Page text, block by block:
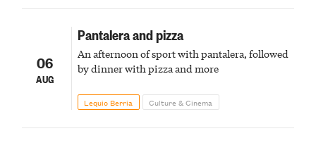
06
AUG
Pantalera and pizza
An afternoon of sport with pantalera, followed
by dinner with pizza and more
Lequio Berria Culture & Cinema